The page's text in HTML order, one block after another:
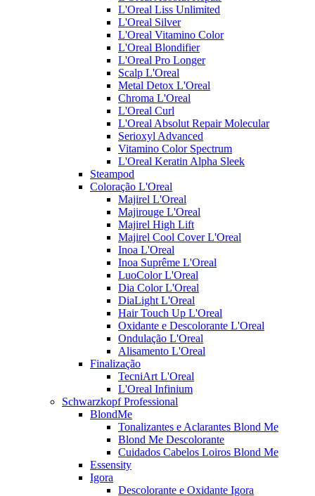
L'Oreal Liss Unlimited
L'Oreal Silver
L'Oreal Vitamino Color
L'Oreal Blondifier
L'Oreal Pro Longer
Scalp L'Oreal
Metal Detox L'Oreal
Chroma L'Oreal
L'Oreal Curl
L'Oreal Absolut Repair Molecular
Serioxyl Advanced
Vitamino Color Spectrum
L'Oreal Keratin Alpha Sleek
Steampod
Coloração L'Oreal
Majirel L'Oreal
Majirouge L'Oreal
Majirel High Lift
Majirel Cool Cover L'Oreal
Inoa L'Oreal
Inoa Suprême L'Oreal
LuoColor L'Oreal
Dia Color L'Oreal
DiaLight L'Oreal
Hair Touch Up L'Oreal
Oxidante e Descolorante L'Oreal
Ondulação L'Oreal
Alisamento L'Oreal
Finalização
TecniArt L'Oreal
L'Oreal Infinium
Schwarzkopf Professional
BlondMe
Tonalizantes e Aclarantes Blond Me
Blond Me Descolorante
Cuidados Cabelos Loiros Blond Me
Essensity
Igora
Descolorante e Oxidante Igora